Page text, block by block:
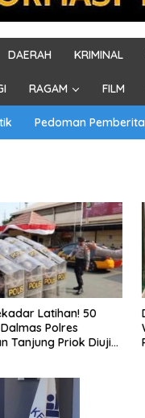
DAERAH KRIMINAL
RAGAM FILM
Pedoman
terhadap
di Tangerang Masuk
DEWA KRESNA